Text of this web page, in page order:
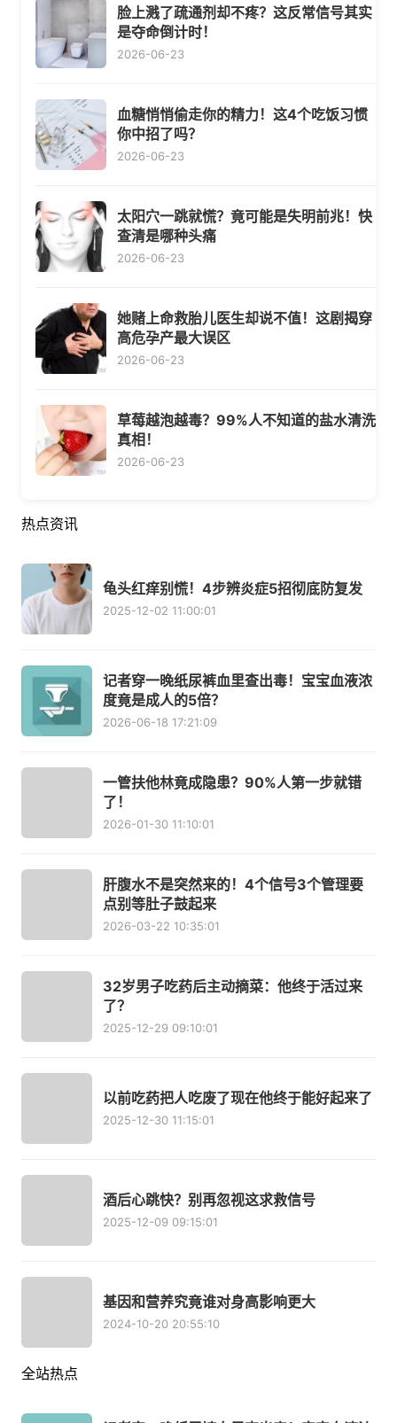
脸上溅了疏通剂却不疼？这反常信号其实
是夺命倒计时！
2026-06-23
血糖悄悄偷走你的精力！这4个吃饭习惯
你中招了吗？
2026-06-23
太阳穴一跳就慌？竟可能是失明前兆！快
查清是哪种头痛
2026-06-23
她赌上命救胎儿医生却说不值！这剧揭穿
高危孕产最大误区
2026-06-23
草莓越泡越毒？99%人不知道的盐水清洗
真相！
2026-06-23
热点资讯
龟头红痒别慌！4步辨炎症5招彻底防复发
2025-12-02 11:00:01
记者穿一晚纸尿裤血里查出毒！宝宝血液浓
度竟是成人的5倍？
2026-06-18 17:21:09
一管扶他林竟成隐患？90%人第一步就错
了！
2026-01-30 11:10:01
肝腹水不是突然来的！4个信号3个管理要
点别等肚子鼓起来
2026-03-22 10:35:01
32岁男子吃药后主动摘菜：他终于活过来
了？
2025-12-29 09:10:01
以前吃药把人吃废了现在他终于能好起来了
2025-12-30 11:15:01
酒后心跳快？别再忽视这求救信号
2025-12-09 09:15:01
基因和营养究竟谁对身高影响更大
2024-10-20 20:55:10
全站热点